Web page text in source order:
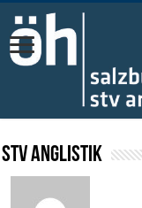
STV Anglistik